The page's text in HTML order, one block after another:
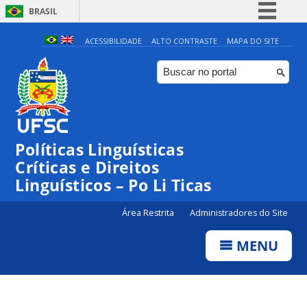
BRASIL
Simplifique!
Comunica BR
Participe
ACESSIBILIDADE ALTO CONTRASTE MAPA DO SITE
Políticas Linguísticas
Críticas e Direitos
Linguísticos – Po Li Ticas
Área Restrita Administradores do Site
MENU